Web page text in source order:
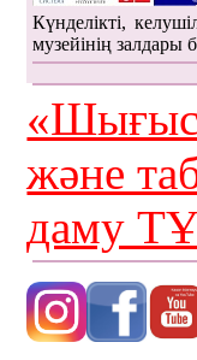
Күнделікті,
музейінің
«Шығыс
және
даму